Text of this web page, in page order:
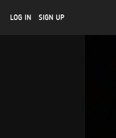
LOG IN SIGN UP